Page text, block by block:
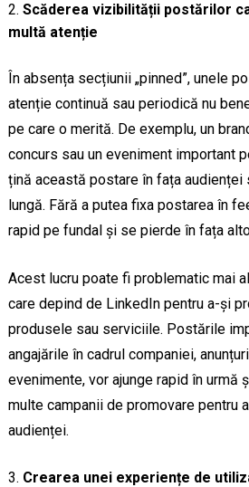
Scăderea vizibilității postărilor
multă atenție
În absența secțiunii „pinned”, unele
atenție continuă sau periodică nu
pe care o merită. De exemplu, un
concurs sau un eveniment important
țină această postare în fața audienței
lungă. Fără a putea fixa postarea în
rapid pe fundal și se pierde în fața
Acest lucru poate fi problematic mai
care depind de LinkedIn pentru a-și
produsele sau serviciile. Postările
angajările în cadrul companiei,
evenimente, vor ajunge rapid în urmă
multe campanii de promovare pentru
audienței.
Crearea unei experiențe de